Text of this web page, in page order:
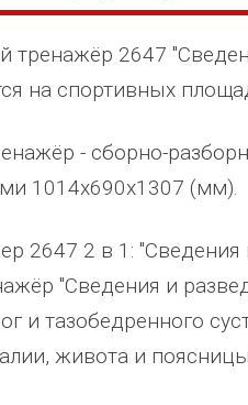
тренажёр 2647
на спортивных
- сборно-
1014х690х1307 (мм).
2647 2 в 1:
"Сведения и
и тазобедренного
живота и